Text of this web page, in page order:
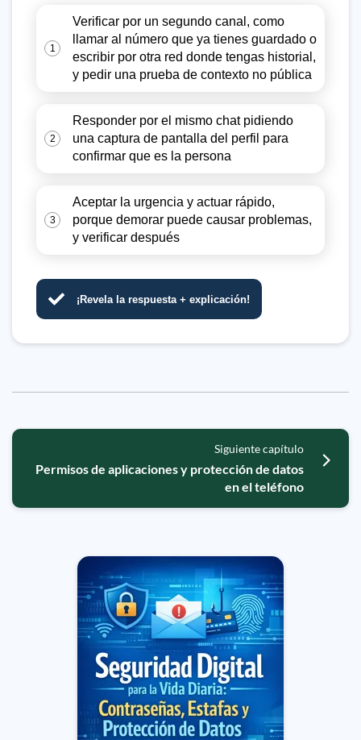
1
Verificar por un segundo canal, como
llamar al número que ya tienes guardado o
escribir por otra red donde tengas historial,
y pedir una prueba de contexto no pública
2
Responder por el mismo chat pidiendo
una captura de pantalla del perfil para
confirmar que es la persona
3
Aceptar la urgencia y actuar rápido,
porque demorar puede causar problemas,
y verificar después
¡Revela la respuesta + explicación!
Siguiente capítulo
Permisos de aplicaciones y protección de datos
en el teléfono